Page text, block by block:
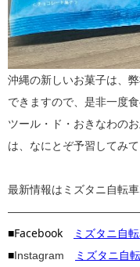
沖縄の新しいお菓子は、
できますので、是非一度
ツール・ド・おきなわの
は、なにとぞ予習してみて
最新情報はミズタニ自転車
■Facebook ミズタニ自
■Instagram
ミズタニ自